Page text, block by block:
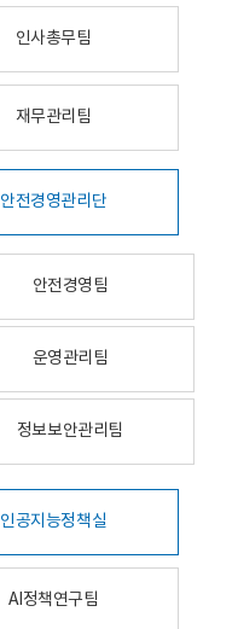
인사총무팀
재무관리팀
안전경영관리단
안전경영팀
운영관리팀
정보보안관리팀
인공지능정책실
AI정책연구팀